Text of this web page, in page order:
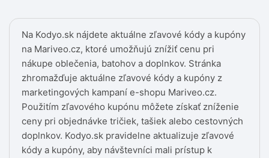
Na Kodyo.sk nájdete aktuálne zľavové kódy a kupóny
na Mariveo.cz, ktoré umožňujú znížiť cenu pri
nákupe oblečenia, batohov a doplnkov. Stránka
zhromažďuje aktuálne zľavové kódy a kupóny z
marketingových kampaní e-shopu Mariveo.cz.
Použitím zľavového kupónu môžete získať zníženie
ceny pri objednávke tričiek, tašiek alebo cestovných
doplnkov. Kodyo.sk pravidelne aktualizuje zľavové
kódy a kupóny, aby návštevníci mali prístup k